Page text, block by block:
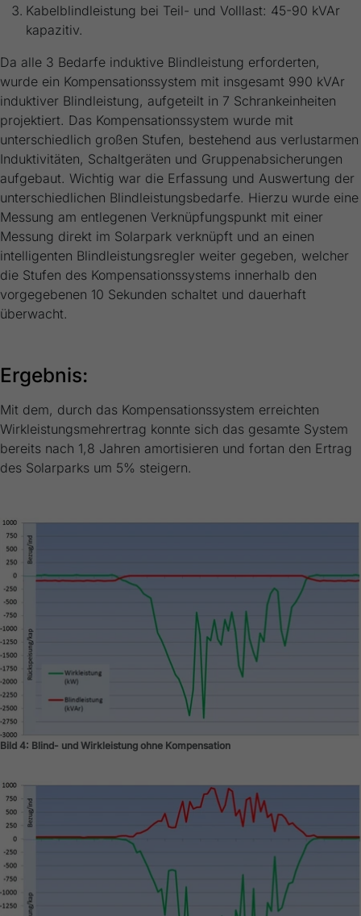
Kabelblindleistung bei Teil- und Volllast: 45-90 kVAr
kapazitiv.
Da alle 3 Bedarfe induktive Blindleistung erforderten,
wurde ein Kompensationssystem mit insgesamt 990 kVAr
induktiver Blindleistung, aufgeteilt in 7 Schrankeinheiten
projektiert. Das Kompensationssystem wurde mit
unterschiedlich großen Stufen, bestehend aus verlustarmen
Induktivitäten, Schaltgeräten und Gruppenabsicherungen
aufgebaut. Wichtig war die Erfassung und Auswertung der
unterschiedlichen Blindleistungsbedarfe. Hierzu wurde eine
Messung am entlegenen Verknüpfungspunkt mit einer
Messung direkt im Solarpark verknüpft und an einen
intelligenten Blindleistungsregler weiter gegeben, welcher
die Stufen des Kompensationssystems innerhalb den
vorgegebenen 10 Sekunden schaltet und dauerhaft
überwacht.
Ergebnis:
Mit dem, durch das Kompensationssystem erreichten
Wirkleistungsmehrertrag konnte sich das gesamte System
bereits nach 1,8 Jahren amortisieren und fortan den Ertrag
des Solarparks um 5% steigern.
Bild 4: Blind- und Wirkleistung ohne Kompensation